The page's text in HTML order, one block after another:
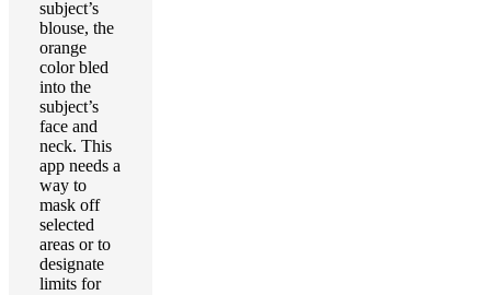
subject’s
blouse, the
orange
color bled
into the
subject’s
face and
neck. This
app needs a
way to
mask off
selected
areas or to
designate
limits for